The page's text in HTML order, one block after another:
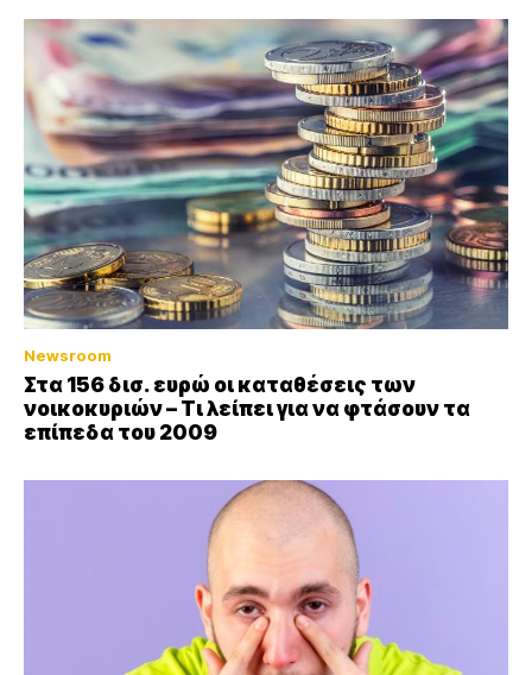
Newsroom
Στα 156 δισ. ευρώ οι καταθέσεις των
νοικοκυριών – Τι λείπει για να φτάσουν τα
επίπεδα του 2009